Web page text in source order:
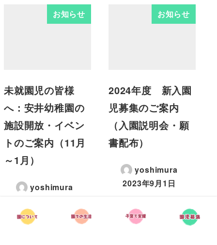
お知らせ
未就園児の皆様
へ：安井幼稚園の
施設開放・イベン
トのご案内（11月
～1月）
yoshimura
お知らせ
2024年度 新入園
児募集のご案内
（入園説明会・願
書配布）
yoshimura
2023年9月1日